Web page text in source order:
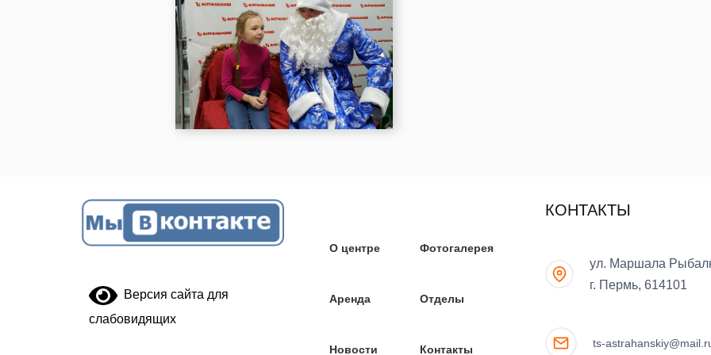
Версия сайта для
слабовидящих
О центре Фотогалерея
Аренда Отделы
Новости Контакты
КОНТАКТЫ
ул. Маршала
г. Пермь, 614101
ts-